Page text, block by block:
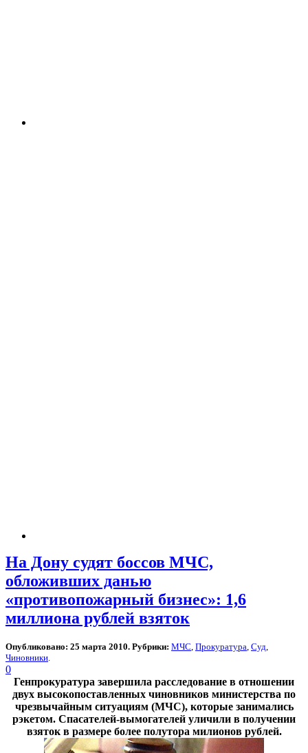
На Дону судят боссов МЧС,
обложивших данью
«противопожарный бизнес»: 1,6
миллиона рублей взяток
Опубликовано: 25 марта 2010. Рубрики: МЧС Прокуратура Суд
Чиновники
0
Генпрокуратура завершила расследование в отношении
двух высокопоставленных чиновников министерства по
чрезвычайным ситуациям (МЧС), которые занимались
рэкетом. Спасателей-вымогателей уличили в получении
взяток в размере более полутора милионов рублей.